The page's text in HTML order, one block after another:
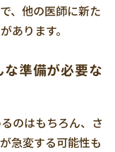
、他の医師に新た
あります。
準備が必要な
のはもちろん、さ
急変する可能性も